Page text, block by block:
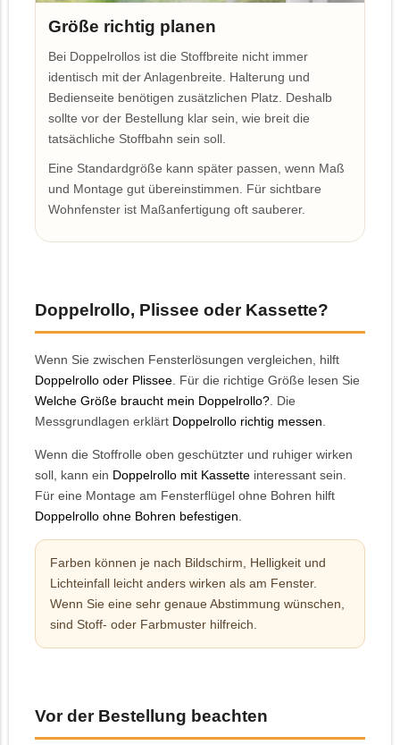
Größe richtig planen
Bei Doppelrollos ist die Stoffbreite nicht immer
identisch mit der Anlagenbreite. Halterung und
Bedienseite benötigen zusätzlichen Platz. Deshalb
sollte vor der Bestellung klar sein, wie breit die
tatsächliche Stoffbahn sein soll.
Eine Standardgröße kann später passen, wenn Maß
und Montage gut übereinstimmen. Für sichtbare
Wohnfenster ist Maßanfertigung oft sauberer.
Doppelrollo, Plissee oder Kassette?
Wenn Sie zwischen Fensterlösungen vergleichen, hilft
Doppelrollo oder Plissee. Für die richtige Größe lesen Sie
Welche Größe braucht mein Doppelrollo?. Die
Messgrundlagen erklärt Doppelrollo richtig messen.
Wenn die Stoffrolle oben geschützter und ruhiger wirken
soll, kann ein Doppelrollo mit Kassette interessant sein.
Für eine Montage am Fensterflügel ohne Bohren hilft
Doppelrollo ohne Bohren befestigen.
Farben können je nach Bildschirm, Helligkeit und
Lichteinfall leicht anders wirken als am Fenster.
Wenn Sie eine sehr genaue Abstimmung wünschen,
sind Stoff- oder Farbmuster hilfreich.
Vor der Bestellung beachten